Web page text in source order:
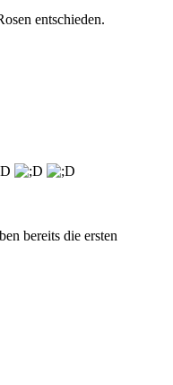
entschieden.
bereits die ersten